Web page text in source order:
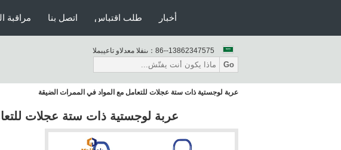
مراقبة اتصل بنا طلب اقتباس أخبار
المبيعات والدعم الفنى： 86--13862347575
Go
عربة لوجستية ذات ستة عجلات للتعامل مع المواد في الممرات الضيقة
عربة لوجستية ذات ستة عجلات